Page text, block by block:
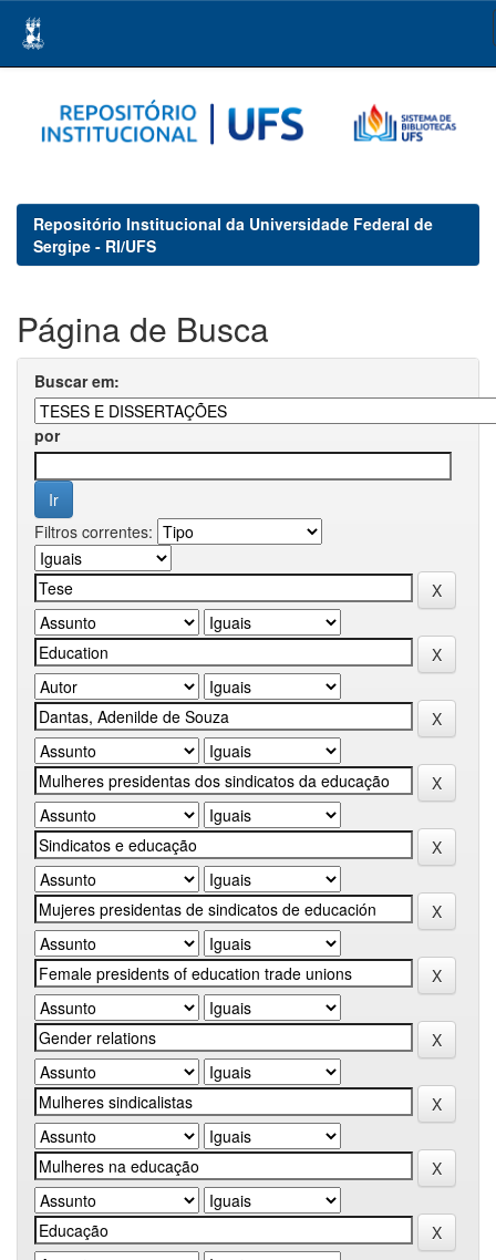
navigation
Repositório Institucional da Universidade Federal de
Sergipe - RI/UFS
Página de Busca
Buscar em:
por
Filtros correntes: